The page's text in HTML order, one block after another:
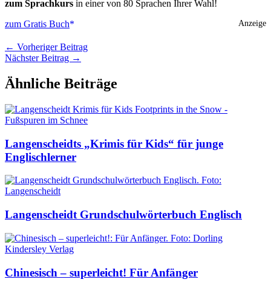
zum Sprachkurs in einer von 80 Sprachen Ihrer Wahl!
Anzeige
zum Gratis Buch
← Vorheriger Beitrag
Nächster Beitrag →
Ähnliche Beiträge
Langenscheidts „Krimis für Kids“ für junge
Englischlerner
Langenscheidt Grundschulwörterbuch Englisch
Chinesisch – superleicht! Für Anfänger